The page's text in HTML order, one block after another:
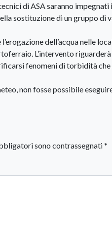
di ASA saranno
sostituzione di un gruppo di
dell’acqua nelle
L’intervento
fenomeni di torbidità
non fosse possibile
sono contrassegnati*